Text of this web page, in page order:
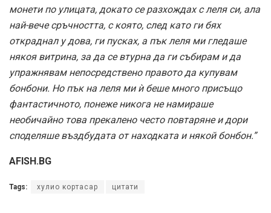
монети по улицата, докато се разхождах с леля си, ала
най-вече сръчността, с която, след като ги бях
откраднал у дова, ги пусках, а пък леля ми гледаше
някоя витрина, за да се втурна да ги събирам и да
упражнявам непосредствено правото да купувам
бонбони. Но пък на леля ми ѝ беше много присъщо
фантастичното, понеже никога не намираше
необичайно това прекалено често повтаряне и дори
споделяше въздбудата от находката и някой бонбон.”
AFISH.BG
Tags: хулио кортасар цитати